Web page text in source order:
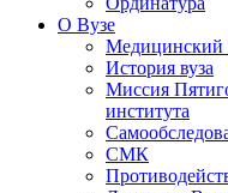
О Вузе
Медицинский
История вуза
Миссия
института
СМК